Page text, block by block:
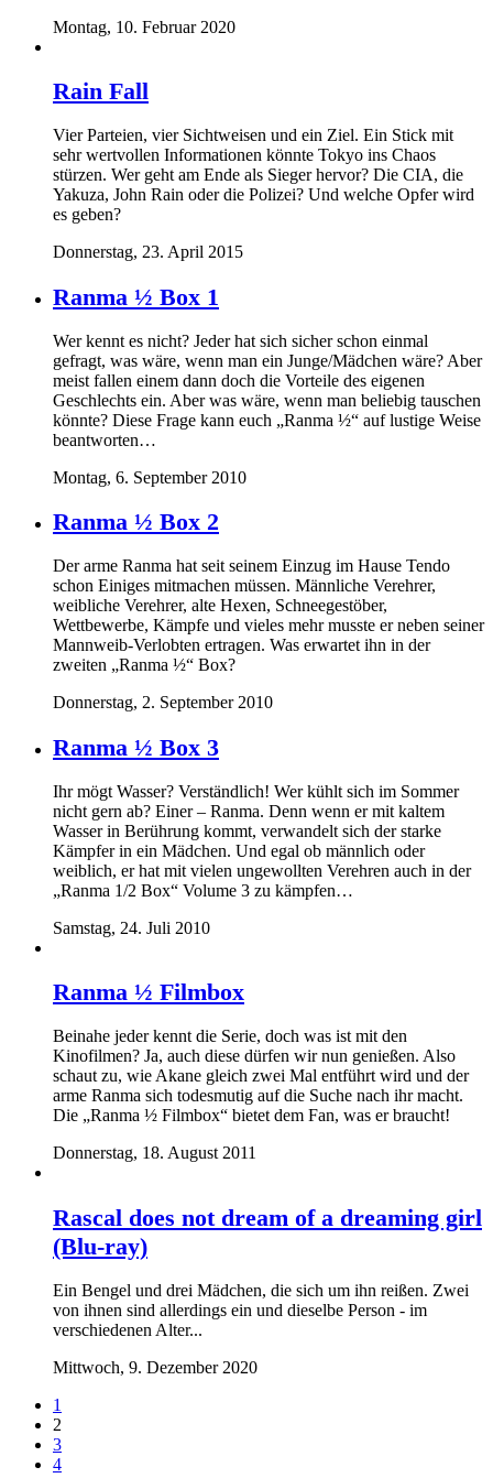
Montag, 10. Februar 2020
Rain Fall
Vier Parteien, vier Sichtweisen und ein Ziel. Ein Stick mit
sehr wertvollen Informationen könnte Tokyo ins Chaos
stürzen. Wer geht am Ende als Sieger hervor? Die CIA, die
Yakuza, John Rain oder die Polizei? Und welche Opfer wird
es geben?
Donnerstag, 23. April 2015
Ranma ½ Box 1
Wer kennt es nicht? Jeder hat sich sicher schon einmal
gefragt, was wäre, wenn man ein Junge/Mädchen wäre? Aber
meist fallen einem dann doch die Vorteile des eigenen
Geschlechts ein. Aber was wäre, wenn man beliebig tauschen
könnte? Diese Frage kann euch „Ranma ½“ auf lustige Weise
beantworten…
Montag, 6. September 2010
Ranma ½ Box 2
Der arme Ranma hat seit seinem Einzug im Hause Tendo
schon Einiges mitmachen müssen. Männliche Verehrer,
weibliche Verehrer, alte Hexen, Schneegestöber,
Wettbewerbe, Kämpfe und vieles mehr musste er neben seiner
Mannweib-Verlobten ertragen. Was erwartet ihn in der
zweiten „Ranma ½“ Box?
Donnerstag, 2. September 2010
Ranma ½ Box 3
Ihr mögt Wasser? Verständlich! Wer kühlt sich im Sommer
nicht gern ab? Einer – Ranma. Denn wenn er mit kaltem
Wasser in Berührung kommt, verwandelt sich der starke
Kämpfer in ein Mädchen. Und egal ob männlich oder
weiblich, er hat mit vielen ungewollten Verehren auch in der
„Ranma 1/2 Box“ Volume 3 zu kämpfen…
Samstag, 24. Juli 2010
Ranma ½ Filmbox
Beinahe jeder kennt die Serie, doch was ist mit den
Kinofilmen? Ja, auch diese dürfen wir nun genießen. Also
schaut zu, wie Akane gleich zwei Mal entführt wird und der
arme Ranma sich todesmutig auf die Suche nach ihr macht.
Die „Ranma ½ Filmbox“ bietet dem Fan, was er braucht!
Donnerstag, 18. August 2011
Rascal does not dream of a dreaming girl
(Blu-ray)
Ein Bengel und drei Mädchen, die sich um ihn reißen. Zwei
von ihnen sind allerdings ein und dieselbe Person - im
verschiedenen Alter...
Mittwoch, 9. Dezember 2020
1
2
3
4